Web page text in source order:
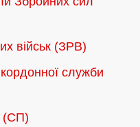
військ (ЗРВ)
служби
(СП)